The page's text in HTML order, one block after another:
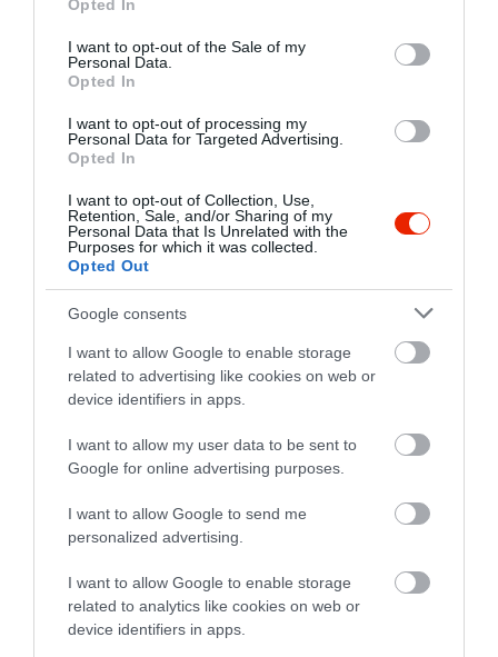
use your data for below specified purposes in below Google
consent section.
Opted In
I want to opt-out of the Sale of my
Personal Data.
Opted In
I want to opt-out of processing my
Personal Data for Targeted Advertising.
Opted In
I want to opt-out of Collection, Use,
Retention, Sale, and/or Sharing of my
Personal Data that Is Unrelated with the
Purposes for which it was collected.
Opted Out
Google consents
I want to allow Google to enable storage
related to advertising like cookies on web or
device identifiers in apps.
I want to allow my user data to be sent to
Google for online advertising purposes.
I want to allow Google to send me
personalized advertising.
I want to allow Google to enable storage
related to analytics like cookies on web or
device identifiers in apps.
Értékelések Értékeld Te is
5.0 4 0
3 0
1 0
Nagyon jó hely, kedves
kiszolgálás Korrekt árak!